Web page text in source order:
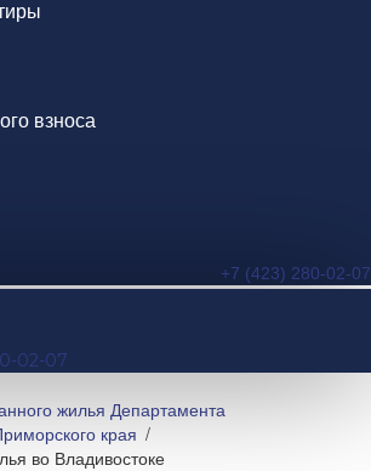
взноса
+7 (423) 280-02-07
02-07
жилья Департамента
края
во Владивостоке